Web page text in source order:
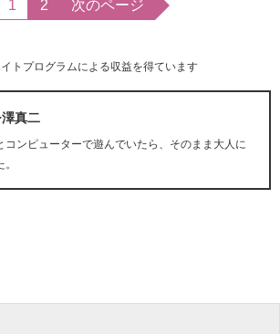
1 2 次のページ
トプログラムによる収益を得ています
真二
コンピューターで遊んでいたら、そのまま大人に